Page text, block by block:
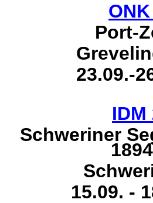
Port-
23.09.-
IDM
Schweriner
15.09. -